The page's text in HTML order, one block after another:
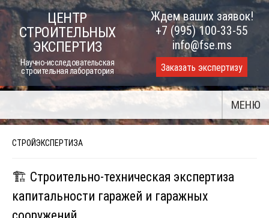
Skip
to
content
ЦЕНТР
СТРОИТЕЛЬНЫХ
ЭКСПЕРТИЗ
Научно-исследовательская
строительная лаборатория
Ждем ваших заявок!
+7 (995) 100-33-55
info@fse.ms
Заказать экспертизу
МЕНЮ
СТРОЙЭКСПЕРТИЗА
🏗️ Строительно-техническая экспертиза
капитальности гаражей и гаражных